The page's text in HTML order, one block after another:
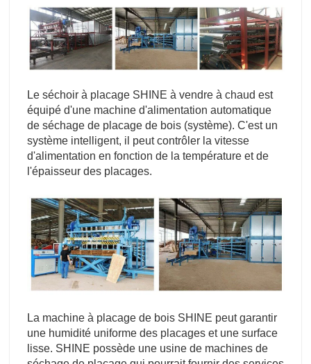
Le séchoir à placage SHINE à vendre à chaud est
équipé d'une machine d'alimentation automatique
de séchage de placage de bois (système). C'est un
système intelligent, il peut contrôler la vitesse
d'alimentation en fonction de la température et de
l'épaisseur des placages.
La machine à placage de bois SHINE peut garantir
une humidité uniforme des placages et une surface
lisse. SHINE possède une usine de machines de